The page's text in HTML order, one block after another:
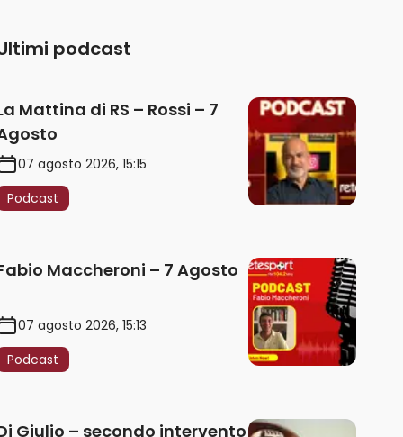
podcast
Mattina di RS – Rossi – 7
07 agosto 2026, 15:15
Podcast
Maccheroni – 7 Agosto
07 agosto 2026, 15:13
Podcast
Giulio – secondo intervento